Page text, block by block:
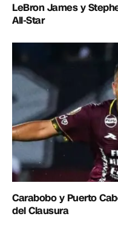
LeBron James y
All-Star
Carabobo y Puerto
del Clausura